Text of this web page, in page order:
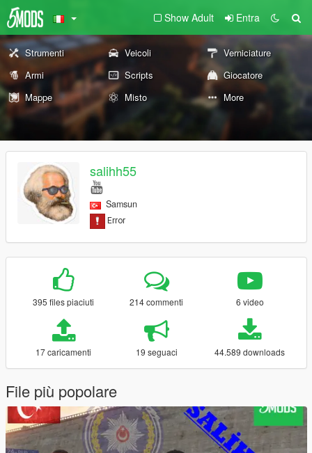
Show Adult Entra
Strumenti Veicoli
Verniciature
Armi
Scripts
Giocatore
Mappe
Misto More
salihh55
Samsun
395 files piaciuti 214 commenti 6 video
17 caricamenti 19 seguaci 44.589 downloads
File più popolare